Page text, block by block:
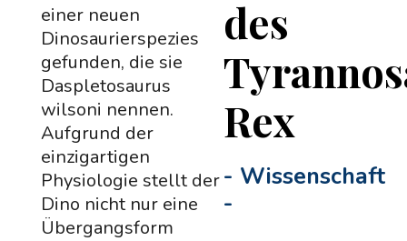
des
Rex
- Wissenschaft
-
einer neuen
Dinosaurierspezies
gefunden, die sie
Daspletosaurus
wilsoni nennen.
Aufgrund der
einzigartigen
Physiologie stellt der
Dino nicht nur eine
Übergangsform